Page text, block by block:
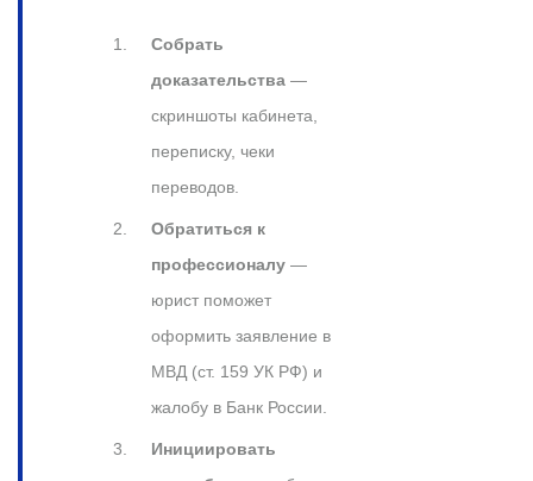
Собрать
доказательства —
скриншоты кабинета,
переписку, чеки
переводов.
Обратиться к
профессионалу —
юрист поможет
оформить заявление в
МВД (ст. 159 УК РФ) и
жалобу в Банк России.
Инициировать